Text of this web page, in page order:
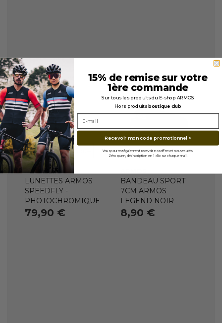
En stock
VERRES
Photochromique
ARMOS
LUNETTES ARMOS
SPEEDFLY -
PHOTOCHROMIQUE
79,90 €
Indisponible
BANDEAU SPORT
7CM ARMOS
LEGEND NOIR
8,90 €
15% de remise sur votre
1ère commande
Sur tous les produits du E-shop ARMOS
Hors produitsboutique club
Recevoir mon code promotionnel >
Vous pourrez également recevoir nos offres et nouveautés.
Zéro spam, désincription en 1 clic sur chaque mail.